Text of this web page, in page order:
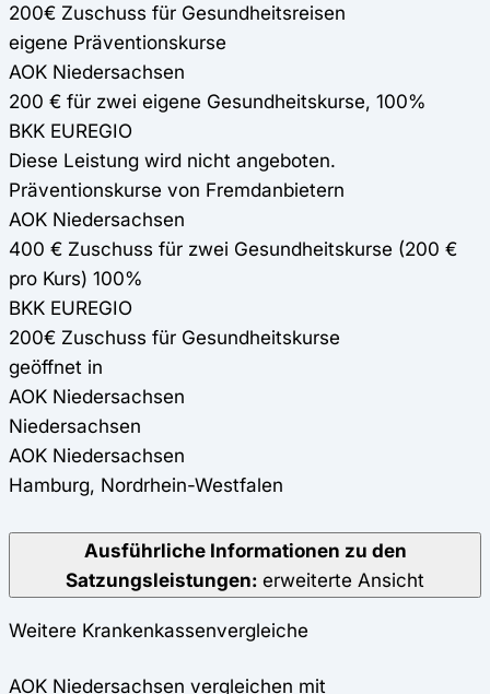
200€ Zuschuss für Gesundheitsreisen
eigene Präventionskurse
AOK Niedersachsen
200 € für zwei eigene Gesundheitskurse, 100%
BKK EUREGIO
Diese Leistung wird nicht angeboten.
Präventionskurse von Fremdanbietern
AOK Niedersachsen
400 € Zuschuss für zwei Gesundheitskurse (200 €
pro Kurs) 100%
BKK EUREGIO
200€ Zuschuss für Gesundheitskurse
geöffnet in
AOK Niedersachsen
Niedersachsen
AOK Niedersachsen
Hamburg, Nordrhein-Westfalen
Ausführliche Informationen zu den
Satzungsleistungen: erweiterte Ansicht
Weitere Krankenkassenvergleiche
AOK Niedersachsen vergleichen mit